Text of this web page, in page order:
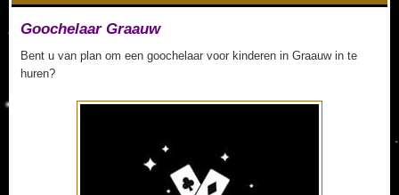
Goochelaar Graauw
Bent u van plan om een goochelaar voor kinderen in Graauw in te
huren?